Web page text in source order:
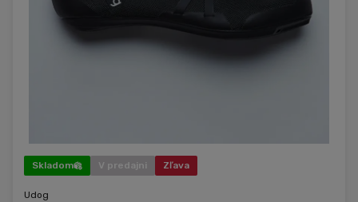
Skladom V predajni Zľava
Udog